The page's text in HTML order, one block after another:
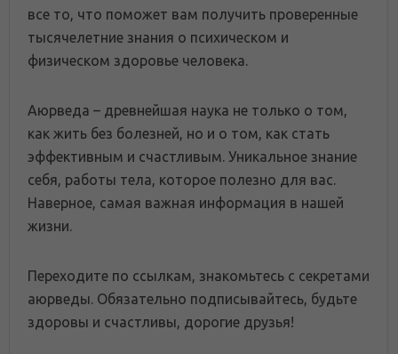
все то, что поможет вам получить проверенные
тысячелетние знания о психическом и
физическом здоровье человека.
Аюрведа – древнейшая наука не только о том,
как жить без болезней, но и о том, как стать
эффективным и счастливым. Уникальное знание
себя, работы тела, которое полезно для вас.
Наверное, самая важная информация в нашей
жизни.
Переходите по ссылкам, знакомьтесь с секретами
аюрведы. Обязательно подписывайтесь, будьте
здоровы и счастливы, дорогие друзья!